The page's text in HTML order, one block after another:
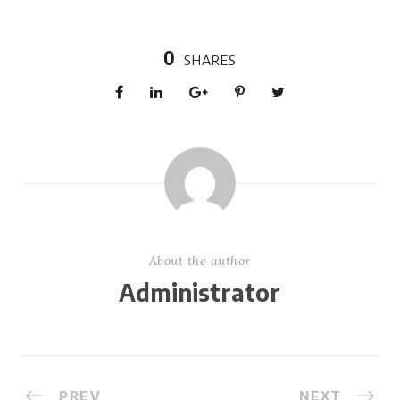
0 SHARES
About the author
Administrator
PREV NEXT